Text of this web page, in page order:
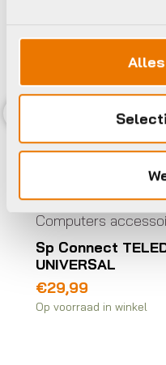
Previous
Computers
Sp Connect
UNIVERSAL
€29,99
Op voorraad in winkel